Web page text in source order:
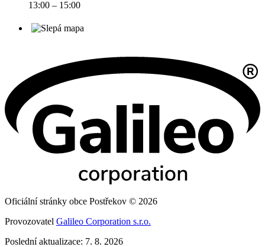
13:00 – 15:00
Oficiální stránky obce Postřekov © 2026
Provozovatel Galileo Corporation s.r.o.
Poslední aktualizace: 7. 8. 2026